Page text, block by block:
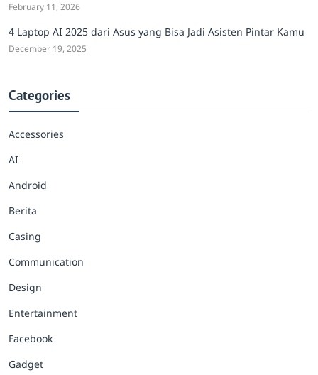
February 11, 2026
4 Laptop AI 2025 dari Asus yang Bisa Jadi Asisten Pintar Kamu
December 19, 2025
Categories
Accessories
AI
Android
Berita
Casing
Communication
Design
Entertainment
Facebook
Gadget